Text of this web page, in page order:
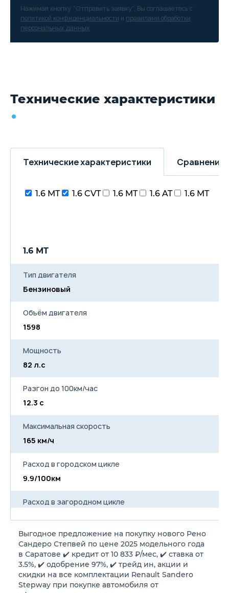
Нажимая кнопку “Отправить заявку”, Вы соглашаетесь с
политикой конфиденциальности и правилами обработки
персональных данных
Технические характеристики
Технические характеристики Сравнение
1.6 MT 1.6 CVT 1.6 MT 1.6 AT 1.6 MT
1.6 MT
Тип двигателя
Бензиновый
Объём двигателя
1598
Мощность
82 л.с
Разгон до 100км/час
12.3 с
Максимальная скорость
165 км/ч
Расход в городском цикле
9.9/100км
Расход в загородном цикле
Расход в смешанном цикле
7.3/100км
Объем топливного бака
Выгодное предложение на покупку нового Рено
Сандеро Степвей по цене 2025 модельного года
в Саратове ✔️ кредит от 10 833 ₽/мес, ✔️ ставка от
3.5%, ✔️ одобрение 97%, ✔️ трейд ин, акции и
скидки на все комплектации Renault Sandero
Stepway при покупке автомобиля от